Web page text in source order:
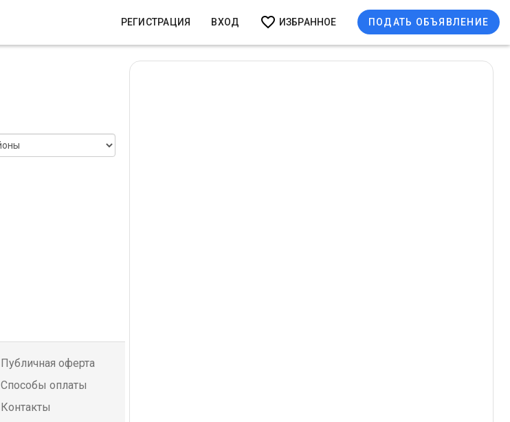
РЕГИСТРАЦИЯ ВХОД ИЗБРАННОЕ ПОДАТЬ ОБЪЯВЛЕНИЕ
Публичная оферта
Способы оплаты
Контакты